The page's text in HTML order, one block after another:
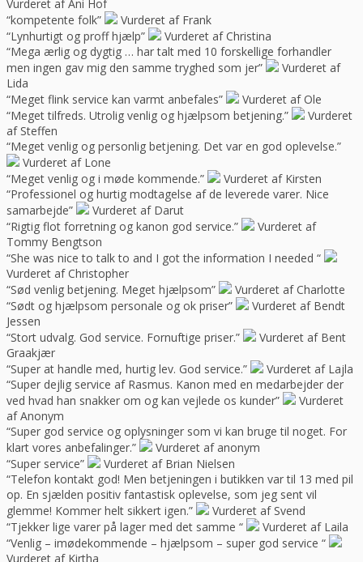
Vurderet af Ani Hof
“kompetente folk”
Vurderet af Frank
“Lynhurtigt og proff hjælp”
Vurderet af Christina
“Mega ærlig og dygtig … har talt med 10 forskellige forhandler
men ingen gav mig den samme tryghed som jer”
Vurderet af
Lida
“Meget flink service kan varmt anbefales”
Vurderet af Ole
“Meget tilfreds. Utrolig venlig og hjælpsom betjening.”
Vurderet
af Steffen
“Meget venlig og personlig betjening. Det var en god oplevelse.”
Vurderet af Lone
“Meget venlig og i møde kommende.”
Vurderet af Kirsten
“Professionel og hurtig modtagelse af de leverede varer. Nice
samarbejde”
Vurderet af Darut
“Rigtig flot forretning og kanon god service.”
Vurderet af
Tommy Bengtson
“She was nice to talk to and I got the information I needed “
Vurderet af Christopher
“Sød venlig betjening. Meget hjælpsom”
Vurderet af Charlotte
“Sødt og hjælpsom personale og ok priser”
Vurderet af Bendt
Jessen
“Stort udvalg. God service. Fornuftige priser.”
Vurderet af Bent
Graakjær
“Super at handle med, hurtig lev. God service.”
Vurderet af Lajla
“Super dejlig service af Rasmus. Kanon med en medarbejder der
ved hvad han snakker om og kan vejlede os kunder”
Vurderet
af Anonym
“Super god service og oplysninger som vi kan bruge til noget. For
klart vores anbefalinger.”
Vurderet af anonym
“Super service”
Vurderet af Brian Nielsen
“Telefon kontakt god! Men betjeningen i butikken var til 13 med pil
op. En sjælden positiv fantastisk oplevelse, som jeg sent vil
glemme! Kommer helt sikkert igen.”
Vurderet af Svend
“Tjekker lige varer på lager med det samme “
Vurderet af Laila
“Venlig – imødekommende – hjælpsom – super god service “
Vurderet af Kirtha